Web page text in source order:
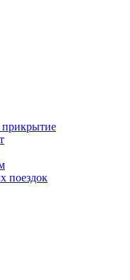
прикрытие
поездок